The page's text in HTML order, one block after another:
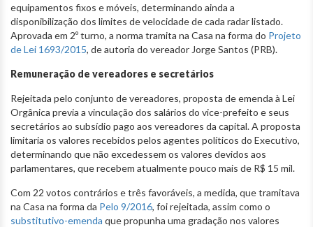
equipamentos fixos e móveis, determinando ainda a
disponibilização dos limites de velocidade de cada radar listado.
Aprovada em 2º turno, a norma tramita na Casa na forma do Projeto
de Lei 1693/2015, de autoria do vereador Jorge Santos (PRB).
Remuneração de vereadores e secretários
Rejeitada pelo conjunto de vereadores, proposta de emenda à Lei
Orgânica previa a vinculação dos salários do vice-prefeito e seus
secretários ao subsídio pago aos vereadores da capital. A proposta
limitaria os valores recebidos pelos agentes políticos do Executivo,
determinando que não excedessem os valores devidos aos
parlamentares, que recebem atualmente pouco mais de R$ 15 mil.
Com 22 votos contrários e três favoráveis, a medida, que tramitava
na Casa na forma da Pelo 9/2016, foi rejeitada, assim como o
substitutivo-emenda que propunha uma gradação nos valores